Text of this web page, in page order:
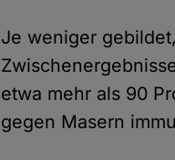
Je weniger
etwa mehr als 90
gegen Masern